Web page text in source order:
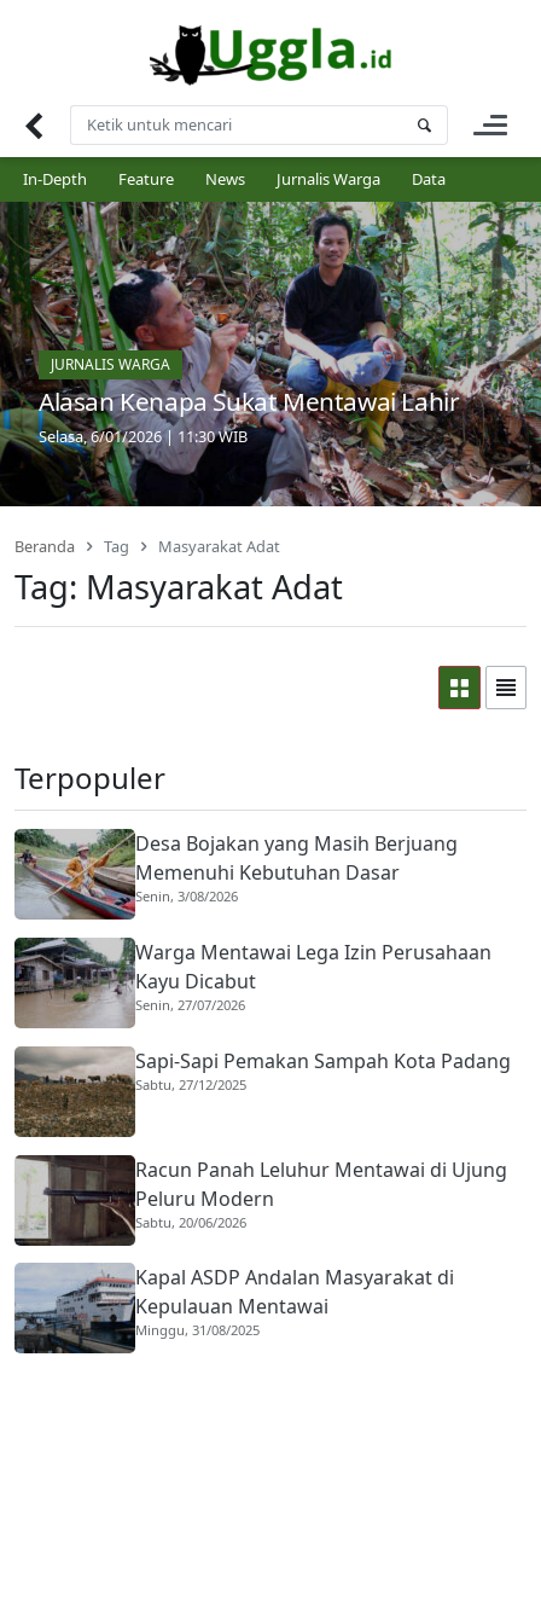
In-Depth Feature News Jurnalis Warga Data
JURNALIS WARGA
Alasan Kenapa Sukat Mentawai Lahir
Selasa, 6/01/2026 | 11:30 WIB
Beranda Tag Masyarakat Adat
Tag: Masyarakat Adat
Terpopuler
Desa Bojakan yang Masih Berjuang
Memenuhi Kebutuhan Dasar
Senin, 3/08/2026
Warga Mentawai Lega Izin Perusahaan
Kayu Dicabut
Senin, 27/07/2026
Sapi-Sapi Pemakan Sampah Kota Padang
Sabtu, 27/12/2025
Racun Panah Leluhur Mentawai di Ujung
Peluru Modern
Sabtu, 20/06/2026
Kapal ASDP Andalan Masyarakat di
Kepulauan Mentawai
Minggu, 31/08/2025